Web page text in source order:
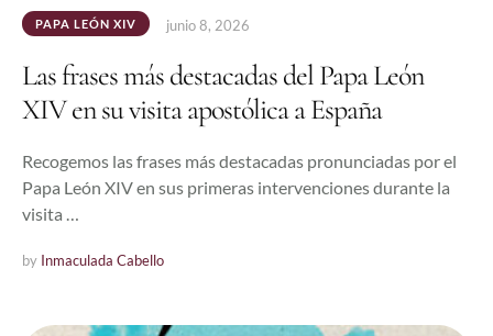
PAPA LEÓN XIV junio 8, 2026
Las frases más destacadas del Papa León
XIV en su visita apostólica a España
Recogemos las frases más destacadas pronunciadas por el
Papa León XIV en sus primeras intervenciones durante la
visita …
by Inmaculada Cabello